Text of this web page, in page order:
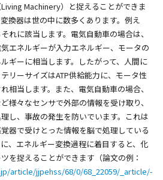
Machinery）と捉えることができま
換器は世の中に数多くあります。例え
れに該当します。電気自動車の場合は、
エネルギーが入力エネルギー、モータの
ギーに相当します。したがって、人間に
リーサイズはATP供給能力に、モータ性
相当します。また、電気自動車の場合、
様々なセンサで外部の情報を受け取り、
し、事故の発生を防いでいます。これは
器で受けとった情報を脳で処理している
、エネルギー変換過程に着目すると、化
を捉えることができます（論文の例：
article/jjpehss/68/0/68_22059/_article/-